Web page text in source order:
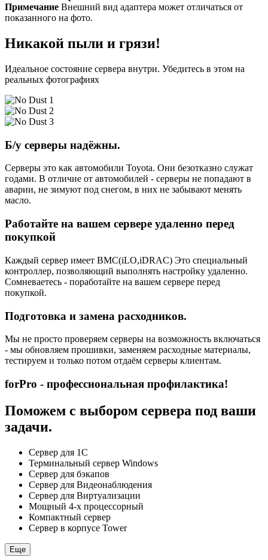
Примечание Внешний вид адаптера может отличаться от
показанного на фото.
Никакой пыли и грязи!
Идеальное состояние сервера внутри. Убедитесь в этом на
реальных фотографиях
Б/у серверы надёжны.
Серверы это как автомобили Toyota. Они безотказно служат
годами. В отличие от автомобилей - серверы не попадают в
аварии, не зимуют под снегом, в них не забывают менять
масло.
Работайте на вашем сервере удаленно перед
покупкой
Каждый сервер имеет BMC(iLO,iDRAC) Это специальный
контроллер, позволяющий выполнять настройку удаленно.
Сомневаетесь - поработайте на вашем сервере перед
покупкой.
Подготовка и замена расходников.
Мы не просто проверяем серверы на возможность включаться
- мы обновляем прошивки, заменяем расходные материалы,
тестируем и только потом отдаём серверы клиентам.
forPro - профессиональная профилактика!
Поможем с выбором сервера под ваши
задачи.
Сервер для 1С
Терминальный сервер Windows
Сервер для бэкапов
Сервер для Видеонаблюдения
Сервер для Виртуализации
Мощный 4-х процессорный
Компактный сервер
Сервер в корпусе Tower
Еще